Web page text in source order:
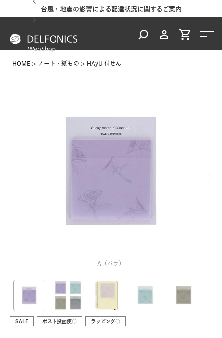
台風・地震の影響による配達状況に関するご案内
HOME ノート・紙もの HAyU 付せん
A（バラ）
SALE ポスト投函便○ ラッピング○